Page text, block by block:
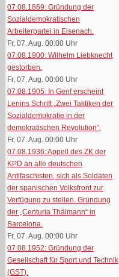
07.08.1869: Gründung der
Sozialdemokratischen
Arbeiterpartei in Eisenach.
Fr, 07. Aug. 00:00 Uhr
07.08.1900: Wilhelm Liebknecht
gestorben.
Fr, 07. Aug. 00:00 Uhr
07.08.1905: In Genf erscheint
Lenins Schrift „Zwei Taktiken der
Sozialdemokratie in der
demokratischen Revolution“.
Fr, 07. Aug. 00:00 Uhr
07.08.1936: Appell des ZK der
KPD an alle deutschen
Antifaschisten, sich als Soldaten
der spanischen Volksfront zur
Verfügung zu stellen. Gründung
der „Centuria Thälmann“ in
Barcelona.
Fr, 07. Aug. 00:00 Uhr
07.08.1952: Gründung der
Gesellschaft für Sport und Technik
(GST).